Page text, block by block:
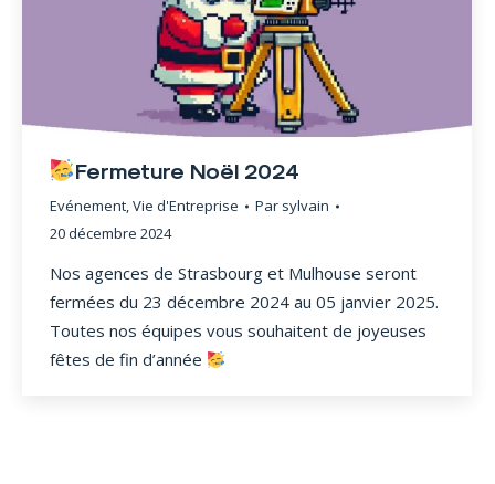
Fermeture Noël 2024
Evénement,Vie d'Entreprise Par sylvain
20 décembre 2024
Nos agences de Strasbourg et Mulhouse seront
fermées du 23 décembre 2024 au 05 janvier 2025.
Toutes nos équipes vous souhaitent de joyeuses
fêtes de fin d’année